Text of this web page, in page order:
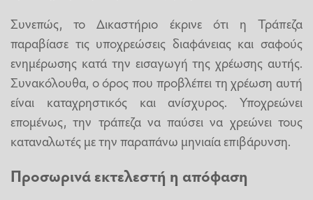
Συνεπώς, το Δικαστήριο έκρινε ότι η Τράπεζα
παραβίασε τις υποχρεώσεις διαφάνειας και σαφούς
ενημέρωσης κατά την εισαγωγή της χρέωσης αυτής.
Συνακόλουθα, ο όρος που προβλέπει τη χρέωση αυτή
είναι καταχρηστικός και ανίσχυρος. Υποχρεώνει
επομένως, την τράπεζα να παύσει να χρεώνει τους
καταναλωτές με την παραπάνω μηνιαία επιβάρυνση.
Προσωρινά εκτελεστή η απόφαση